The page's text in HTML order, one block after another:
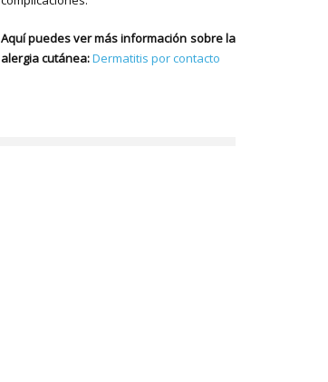
Aquí puedes ver más información sobre la
alergia cutánea:Dermatitis por contacto